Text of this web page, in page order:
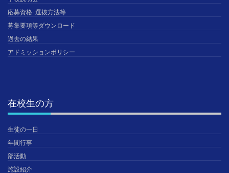
応募資格･選抜方法等
募集要項等ダウンロード
過去の結果
アドミッションポリシー
在校生の方
生徒の一日
年間行事
部活動
施設紹介